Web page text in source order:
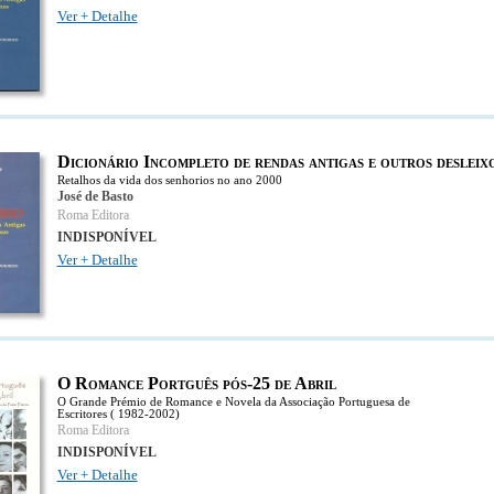
Ver + Detalhe
Dicionário Incompleto de rendas antigas e outros
Retalhos da vida dos senhorios no ano 2000
José de Basto
Roma Editora
INDISPONÍVEL
Ver + Detalhe
O Romance Portguês pós-25 de Abril
O Grande Prémio de Romance e Novela da Associação Portuguesa de
Escritores ( 1982-2002)
Roma Editora
INDISPONÍVEL
Ver + Detalhe